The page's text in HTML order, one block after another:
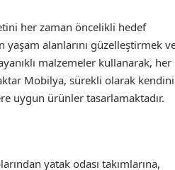
her zaman öncelikli hedef
alanlarını güzelleştirmek
malzemeler kullanarak, her
Mobilya, sürekli olarak kendini
uygun ürünler tasarlamaktadır.
yatak odası takımlarına,